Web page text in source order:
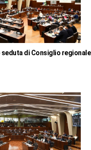
seduta di Consiglio regionale